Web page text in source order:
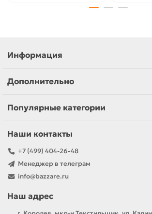
Информация
Дополнительно
Популярные категории
Наши контакты
+7 (499) 404-26-48
Менеджер в телеграм
info@bazzare.ru
Наш адрес